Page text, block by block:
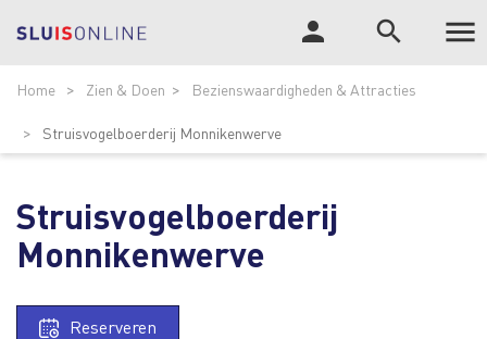

ZOEK
search
person
Home Zien & Doen Bezienswaardigheden & Attracties
Struisvogelboerderij Monnikenwerve
Struisvogelboerderij
Monnikenwerve
Reserveren